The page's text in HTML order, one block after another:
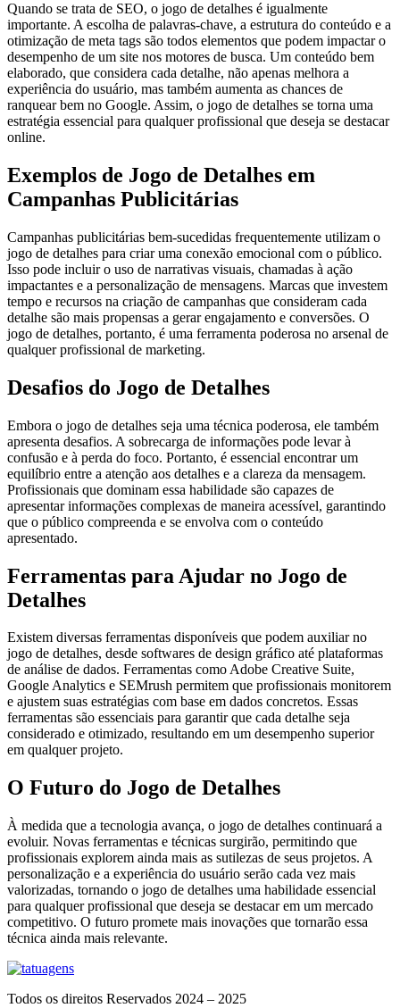
Quando se trata de SEO, o jogo de detalhes é igualmente
importante. A escolha de palavras-chave, a estrutura do conteúdo e a
otimização de meta tags são todos elementos que podem impactar o
desempenho de um site nos motores de busca. Um conteúdo bem
elaborado, que considera cada detalhe, não apenas melhora a
experiência do usuário, mas também aumenta as chances de
ranquear bem no Google. Assim, o jogo de detalhes se torna uma
estratégia essencial para qualquer profissional que deseja se destacar
online.
Exemplos de Jogo de Detalhes em
Campanhas Publicitárias
Campanhas publicitárias bem-sucedidas frequentemente utilizam o
jogo de detalhes para criar uma conexão emocional com o público.
Isso pode incluir o uso de narrativas visuais, chamadas à ação
impactantes e a personalização de mensagens. Marcas que investem
tempo e recursos na criação de campanhas que consideram cada
detalhe são mais propensas a gerar engajamento e conversões. O
jogo de detalhes, portanto, é uma ferramenta poderosa no arsenal de
qualquer profissional de marketing.
Desafios do Jogo de Detalhes
Embora o jogo de detalhes seja uma técnica poderosa, ele também
apresenta desafios. A sobrecarga de informações pode levar à
confusão e à perda do foco. Portanto, é essencial encontrar um
equilíbrio entre a atenção aos detalhes e a clareza da mensagem.
Profissionais que dominam essa habilidade são capazes de
apresentar informações complexas de maneira acessível, garantindo
que o público compreenda e se envolva com o conteúdo
apresentado.
Ferramentas para Ajudar no Jogo de
Detalhes
Existem diversas ferramentas disponíveis que podem auxiliar no
jogo de detalhes, desde softwares de design gráfico até plataformas
de análise de dados. Ferramentas como Adobe Creative Suite,
Google Analytics e SEMrush permitem que profissionais monitorem
e ajustem suas estratégias com base em dados concretos. Essas
ferramentas são essenciais para garantir que cada detalhe seja
considerado e otimizado, resultando em um desempenho superior
em qualquer projeto.
O Futuro do Jogo de Detalhes
À medida que a tecnologia avança, o jogo de detalhes continuará a
evoluir. Novas ferramentas e técnicas surgirão, permitindo que
profissionais explorem ainda mais as sutilezas de seus projetos. A
personalização e a experiência do usuário serão cada vez mais
valorizadas, tornando o jogo de detalhes uma habilidade essencial
para qualquer profissional que deseja se destacar em um mercado
competitivo. O futuro promete mais inovações que tornarão essa
técnica ainda mais relevante.
Todos os direitos Reservados 2024 – 2025